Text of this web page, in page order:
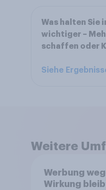
Was halten Sie
wichtiger –
schaffen oder
Siehe
Weitere
Werbung
Wirkung